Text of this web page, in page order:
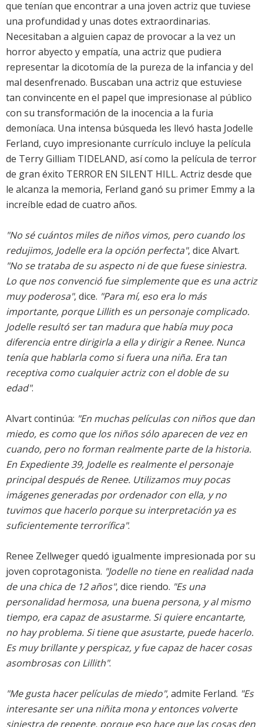
que tenían que encontrar a una joven actriz que tuviese
una profundidad y unas dotes extraordinarias.
Necesitaban a alguien capaz de provocar a la vez un
horror abyecto y empatía, una actriz que pudiera
representar la dicotomía de la pureza de la infancia y del
mal desenfrenado. Buscaban una actriz que estuviese
tan convincente en el papel que impresionase al público
con su transformación de la inocencia a la furia
demoníaca. Una intensa búsqueda les llevó hasta Jodelle
Ferland, cuyo impresionante currículo incluye la película
de Terry Gilliam TIDELAND, así como la película de terror
de gran éxito TERROR EN SILENT HILL. Actriz desde que
le alcanza la memoria, Ferland ganó su primer Emmy a la
increíble edad de cuatro años.
"No sé cuántos miles de niños vimos, pero cuando los
redujimos, Jodelle era la opción perfecta", dice Alvart.
"No se trataba de su aspecto ni de que fuese siniestra.
Lo que nos convenció fue simplemente que es una actriz
muy poderosa", dice. "Para mí, eso era lo más
importante, porque Lillith es un personaje complicado.
Jodelle resultó ser tan madura que había muy poca
diferencia entre dirigirla a ella y dirigir a Renee. Nunca
tenía que hablarla como si fuera una niña. Era tan
receptiva como cualquier actriz con el doble de su
edad".
Alvart continúa: "En muchas películas con niños que dan
miedo, es como que los niños sólo aparecen de vez en
cuando, pero no forman realmente parte de la historia.
En Expediente 39, Jodelle es realmente el personaje
principal después de Renee. Utilizamos muy pocas
imágenes generadas por ordenador con ella, y no
tuvimos que hacerlo porque su interpretación ya es
suficientemente terrorífica".
Renee Zellweger quedó igualmente impresionada por su
joven coprotagonista. "Jodelle no tiene en realidad nada
de una chica de 12 años", dice riendo. "Es una
personalidad hermosa, una buena persona, y al mismo
tiempo, era capaz de asustarme. Si quiere encantarte,
no hay problema. Si tiene que asustarte, puede hacerlo.
Es muy brillante y perspicaz, y fue capaz de hacer cosas
asombrosas con Lillith".
"Me gusta hacer películas de miedo", admite Ferland. "Es
interesante ser una niñita mona y entonces volverte
siniestra de repente, porque eso hace que las cosas den